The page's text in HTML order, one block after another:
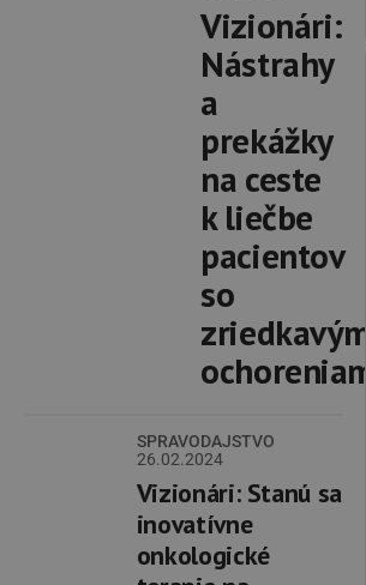
Vizionári:
Nástrahy
a
prekážky
na ceste
k liečbe
pacientov
so
zriedkavými
ochoreniami
SPRAVODAJSTVO
26.02.2024
Vizionári: Stanú sa
inovatívne
onkologické